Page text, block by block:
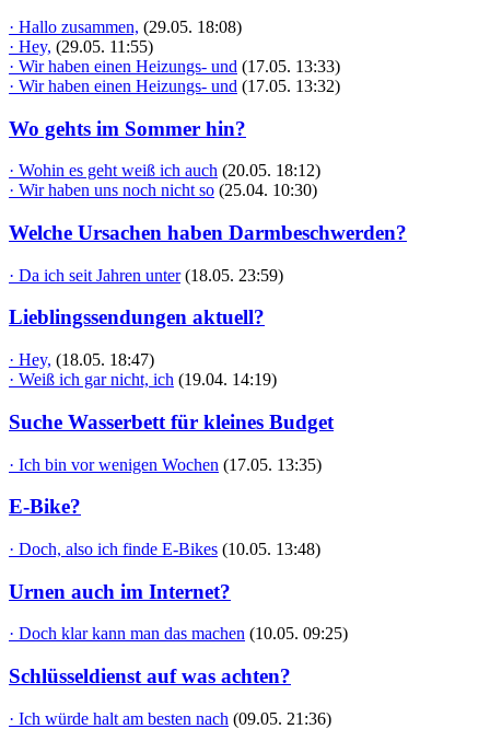
· Hallo zusammen, (29.05. 18:08)
· Hey, (29.05. 11:55)
· Wir haben einen Heizungs- und (17.05. 13:33)
· Wir haben einen Heizungs- und (17.05. 13:32)
Wo gehts im Sommer hin?
· Wohin es geht weiß ich auch (20.05. 18:12)
· Wir haben uns noch nicht so (25.04. 10:30)
Welche Ursachen haben Darmbeschwerden?
· Da ich seit Jahren unter (18.05. 23:59)
Lieblingssendungen aktuell?
· Hey, (18.05. 18:47)
· Weiß ich gar nicht, ich (19.04. 14:19)
Suche Wasserbett für kleines Budget
· Ich bin vor wenigen Wochen (17.05. 13:35)
E-Bike?
· Doch, also ich finde E-Bikes (10.05. 13:48)
Urnen auch im Internet?
· Doch klar kann man das machen (10.05. 09:25)
Schlüsseldienst auf was achten?
· Ich würde halt am besten nach (09.05. 21:36)